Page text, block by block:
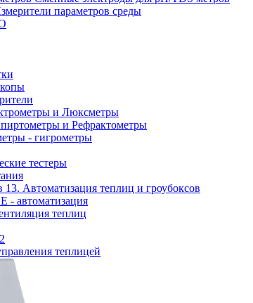
параметров среды
и Люксметры
и Рефрактометры
- гигрометры
тестеры
13. Автоматизация теплиц и гроубоксов
- автоматизация
теплиц
теплицей